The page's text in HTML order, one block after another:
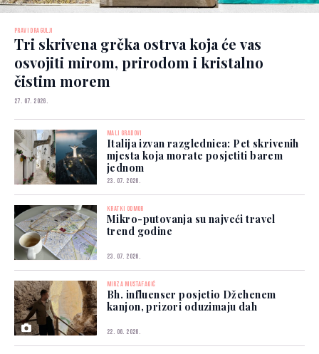
PRAVI DRAGULJI
Tri skrivena grčka ostrva koja će vas
osvojiti mirom, prirodom i kristalno
čistim morem
27. 07. 2026.
MALI GRADOVI
Italija izvan razglednica: Pet skrivenih
mjesta koja morate posjetiti barem
jednom
23. 07. 2026.
KRATKI ODMOR
Mikro-putovanja su najveći travel
trend godine
23. 07. 2026.
MIRZA MUSTAFAGIĆ
Bh. influenser posjetio Džehenem
kanjon, prizori oduzimaju dah
22. 06. 2026.